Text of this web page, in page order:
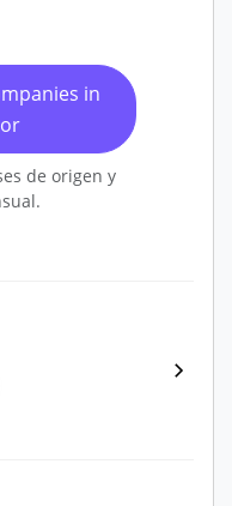
in
de origen y